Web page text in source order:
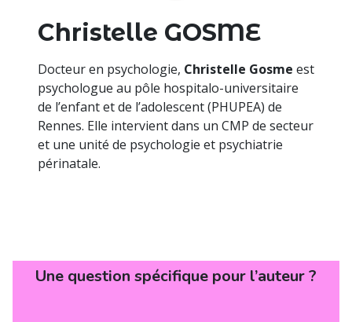
Christelle GOSME
Docteur en psychologie, Christelle Gosme est
psychologue au pôle hospitalo-universitaire
de l’enfant et de l’adolescent (PHUPEA) de
Rennes. Elle intervient dans un CMP de secteur
et une unité de psychologie et psychiatrie
périnatale.
Une question spécifique pour l’auteur ?